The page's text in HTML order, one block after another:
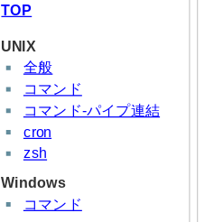
TOP
UNIX
全般
コマンド
コマンド-パイプ連結
cron
zsh
Windows
コマンド